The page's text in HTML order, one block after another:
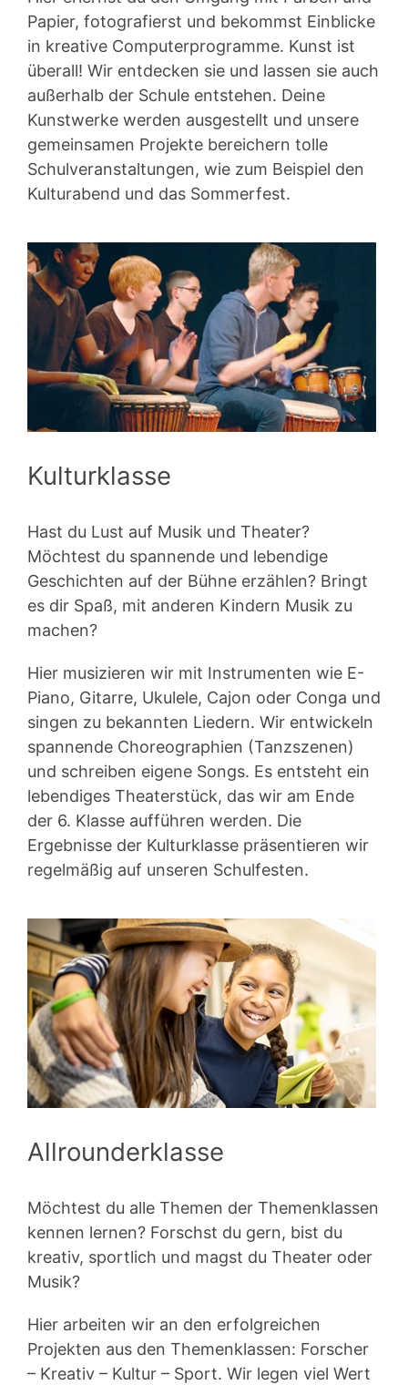
Papier, fotografierst und bekommst Einblicke
in kreative Computerprogramme. Kunst ist
überall! Wir entdecken sie und lassen sie auch
außerhalb der Schule entstehen. Deine
Kunstwerke werden ausgestellt und unsere
gemeinsamen Projekte bereichern tolle
Schulveranstaltungen, wie zum Beispiel den
Kulturabend und das Sommerfest.
Kulturklasse
Hast du Lust auf Musik und Theater?
Möchtest du spannende und lebendige
Geschichten auf der Bühne erzählen? Bringt
es dir Spaß, mit anderen Kindern Musik zu
machen?
Hier musizieren wir mit Instrumenten wie E-
Piano, Gitarre, Ukulele, Cajon oder Conga und
singen zu bekannten Liedern. Wir entwickeln
spannende Choreographien (Tanzszenen)
und schreiben eigene Songs. Es entsteht ein
lebendiges Theaterstück, das wir am Ende
der 6. Klasse aufführen werden. Die
Ergebnisse der Kulturklasse präsentieren wir
regelmäßig auf unseren Schulfesten.
Allrounderklasse
Möchtest du alle Themen der Themenklassen
kennen lernen? Forschst du gern, bist du
kreativ, sportlich und magst du Theater oder
Musik?
Hier arbeiten wir an den erfolgreichen
Projekten aus den Themenklassen: Forscher
– Kreativ – Kultur – Sport. Wir legen viel Wert